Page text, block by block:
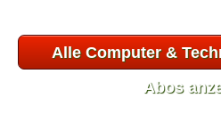
Alle Computer &
Abos